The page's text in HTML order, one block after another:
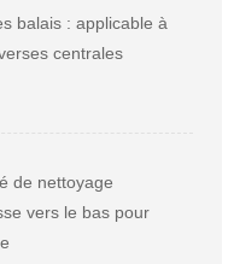
balais : applicable à
centrales
de nettoyage
vers le bas pour